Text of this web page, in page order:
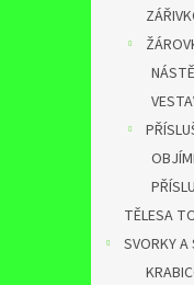
TĚLESA
SVORKY A